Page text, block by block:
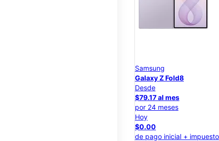
Samsung
Galaxy Z Fold8
Desde
$79.17 al mes
por 24 meses
Hoy
$0.00
de pago inicial +